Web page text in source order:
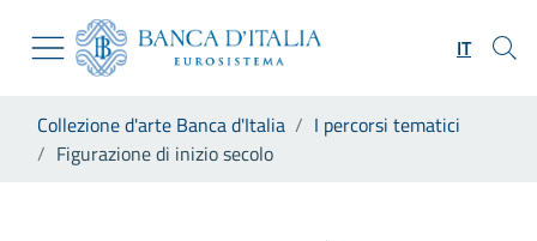
Skip to Main Content
Vai al sito istituzionale
Vai al menu di navigazione
Vai alla ricerca
Vai al footer
IT
Collezione d'arte Banca d'Italia
I percorsi tematici
Figurazione di inizio secolo